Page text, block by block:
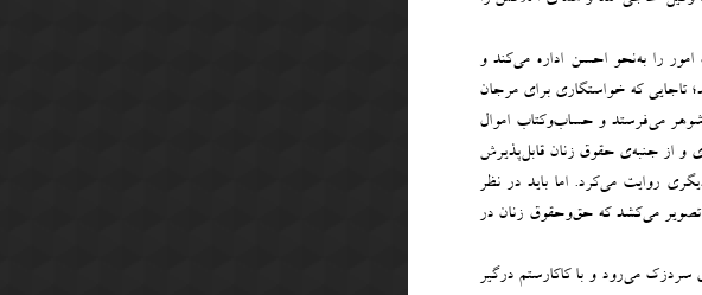
را به‌نحو احسن اداره می‌کند و
که خواستگاری برای مرجان
می‌فرستد و حساب‌وکتاب اموال
و از جنبه‌ی حقوق زنان قابل‌پذیرش
روایت می‌کرد. اما باید در نظر
می‌کشد که حق‌وحقوق زنان در
سردزک می‌رود و با کاکارستم درگیر